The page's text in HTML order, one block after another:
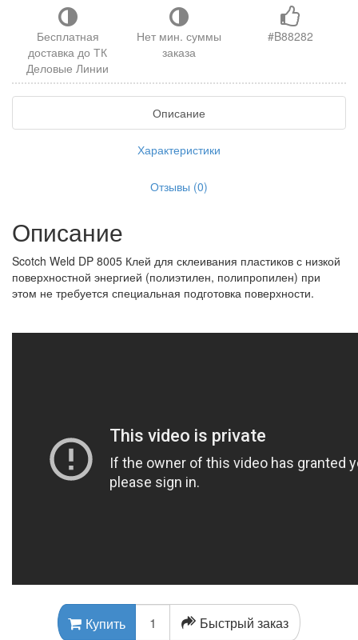
Бесплатная
доставка до ТК
Деловые Линии
Нет мин. суммы
заказа
#B88282
Описание
Характеристики
Отзывы (0)
Описание
Scotch Weld DP 8005 Клей для склеивания пластиков с низкой
поверхностной энергией (полиэтилен, полипропилен) при
этом не требуется специальная подготовка поверхности.
Купить Быстрый заказ